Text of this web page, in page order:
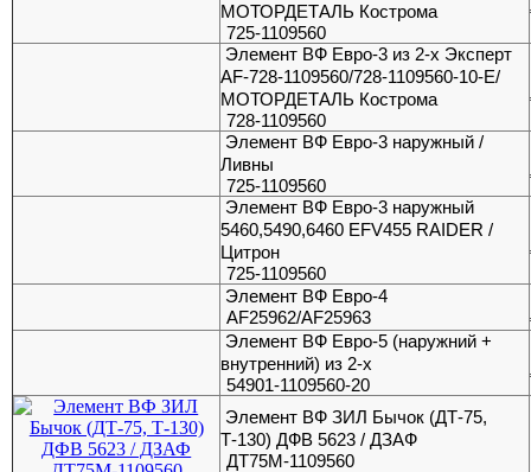
МОТОРДЕТАЛЬ Кострома
725-1109560
Элемент ВФ Евро-3 из 2-х Эксперт
AF-728-1109560/728-1109560-10-E/
МОТОРДЕТАЛЬ Кострома
728-1109560
Элемент ВФ Евро-3 наружный /
Ливны
725-1109560
Элемент ВФ Евро-3 наружный
5460,5490,6460 EFV455 RAIDER /
Цитрон
725-1109560
Элемент ВФ Евро-4
AF25962/AF25963
Элемент ВФ Евро-5 (наружний +
внутренний) из 2-х
54901-1109560-20
Элемент ВФ ЗИЛ Бычок (ДТ-75,
Т-130) ДФВ 5623 / ДЗАФ
ДТ75М-1109560